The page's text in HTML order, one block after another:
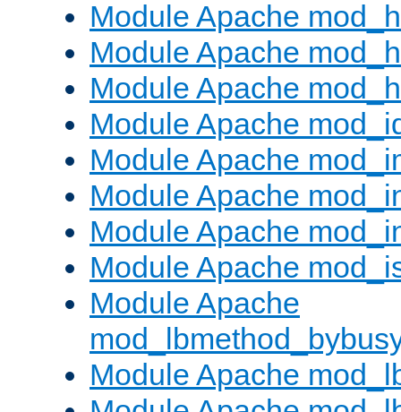
Module Apache
Module Apache
Module Apache
Module Apache
Module Apache
Module Apache
Module Apache
Module Apache
Module Apache
Module Apache